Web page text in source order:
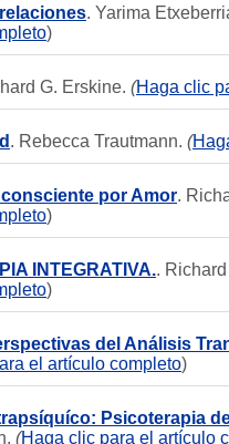
. Yarima
)
G. Erskine. (Haga clic
. Rebecca Trautmann. (
por Amor.
)
INTEGRATIVA..
)
del Análisis
el artículo completo)
Psicoterapia
(Haga clic para el artículo